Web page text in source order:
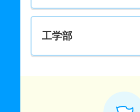
工学部